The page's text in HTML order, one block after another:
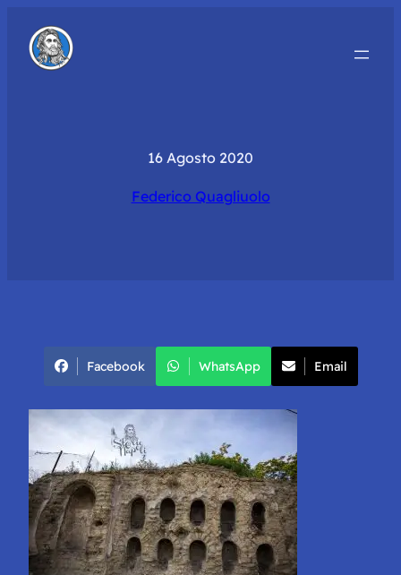
16 Agosto 2020
Federico Quagliuolo
Facebook WhatsApp Email